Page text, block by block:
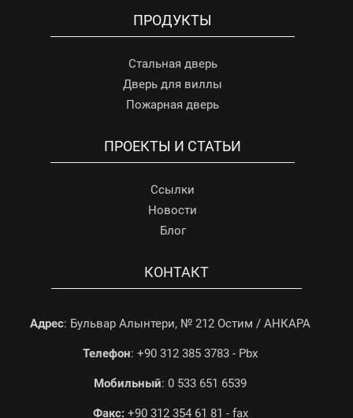
ПРОДУКТЫ
Стальная дверь
Дверь для виллы
Пожарная дверь
ПРОЕКТЫ И СТАТЬИ
Ссылки
Новости
Блог
КОНТАКТ
Адрес: Бульвар Алынтери, № 212 Остим / АНКАРА
Телефон: +90 312 385 3783 - Pbx
Мобильный: 0 533 651 6539
Факс:+90 312 354 61 81 - fax